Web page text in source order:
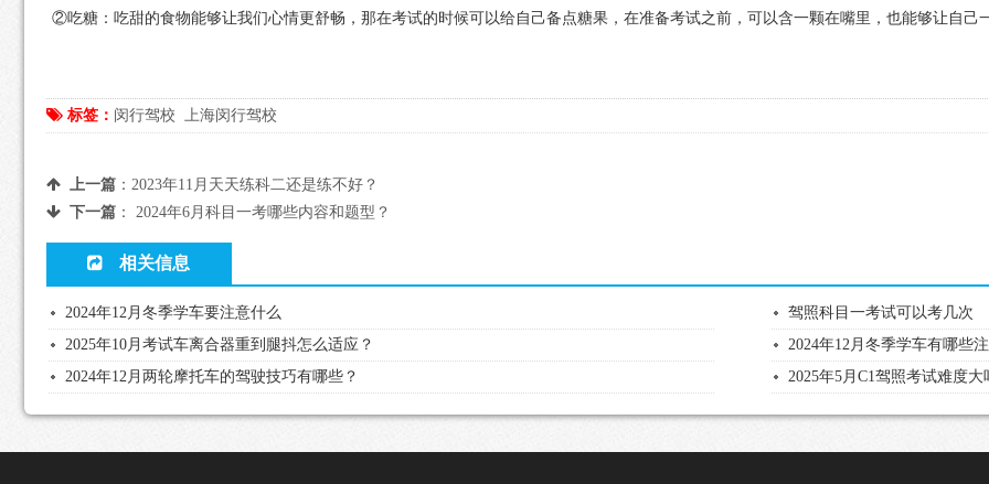
②吃糖：吃甜的食物能够让我们心情更舒畅，那在考试的时候可以给自己备点糖果，在准备考试之前，可以含一颗在嘴里，也能够让自己
标签： 闵行驾校 上海闵行驾校
上一篇： 2023年11月天天练科二还是练不好？
下一篇： 2024年6月科目一考哪些内容和题型？
相关信息
2024年12月冬季学车要注意什么
驾照科目一考试可以考几次
2025年10月考试车离合器重到腿抖怎么适应？
2024年12月冬季学车有哪些
2024年12月两轮摩托车的驾驶技巧有哪些？
2025年5月C1驾照考试难度大